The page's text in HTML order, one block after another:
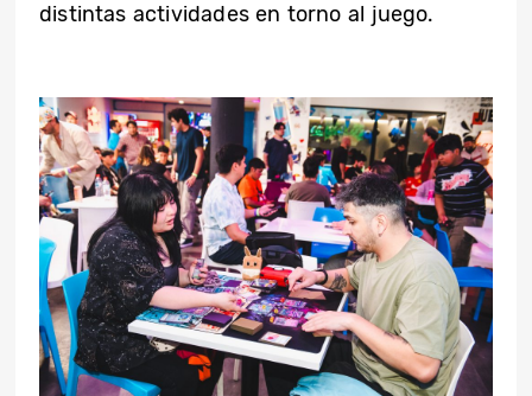
distintas actividades en torno al juego.